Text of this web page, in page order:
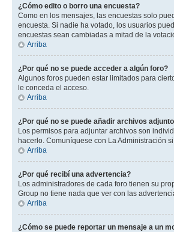
¿Cómo edito o borro una encuesta?
Como en los mensajes, las encuestas solo
encuesta. Si nadie ha votado, los usuarios
encuestas sean cambiadas a mitad de la
Arriba
¿Por qué no se puede acceder a algún foro?
Algunos foros pueden estar limitados para
le conceda el acceso.
Arriba
¿Por qué no se puede añadir archivos
Los permisos para adjuntar archivos son
hacerlo. Comuníquese con La Administración
Arriba
¿Por qué recibí una advertencia?
Los administradores de cada foro tienen su
Group no tiene nada que ver con las
Arriba
¿Cómo se puede reportar un mensaje a un